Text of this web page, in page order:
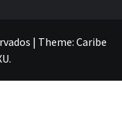
| Theme: Caribe
.